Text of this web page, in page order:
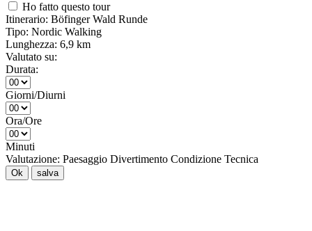
Ho fatto questo tour
Itinerario: Böfinger Wald Runde
Tipo: Nordic Walking
Lunghezza: 6,9 km
Valutato su:
Durata:
Giorni/Diurni
Ora/Ore
Minuti
Valutazione: Paesaggio Divertimento Condizione Tecnica
Ok salva